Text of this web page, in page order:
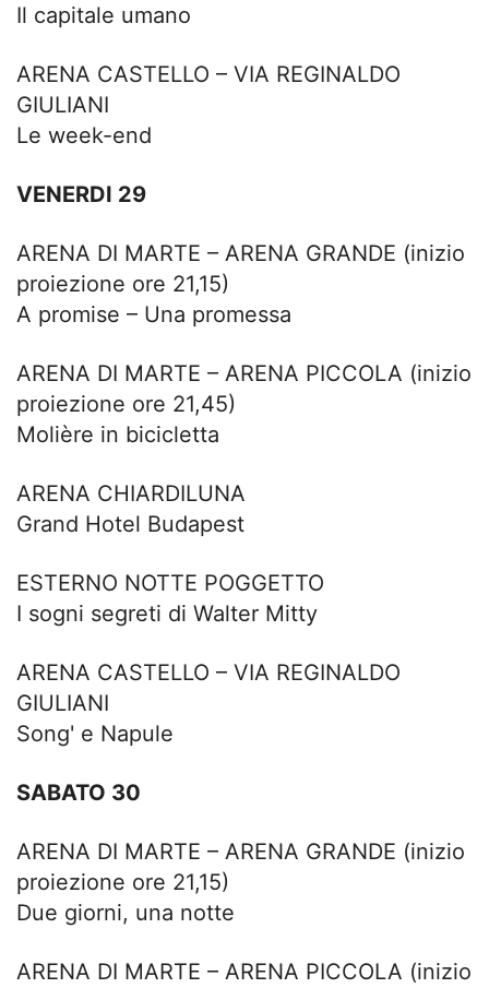
Il capitale umano
ARENA CASTELLO – VIA REGINALDO
GIULIANI
Le week-end
VENERDI 29
ARENA DI MARTE – ARENA GRANDE (inizio
proiezione ore 21,15)
A promise – Una promessa
ARENA DI MARTE – ARENA PICCOLA (inizio
proiezione ore 21,45)
Molière in bicicletta
ARENA CHIARDILUNA
Grand Hotel Budapest
ESTERNO NOTTE POGGETTO
I sogni segreti di Walter Mitty
ARENA CASTELLO – VIA REGINALDO
GIULIANI
Song' e Napule
SABATO 30
ARENA DI MARTE – ARENA GRANDE (inizio
proiezione ore 21,15)
Due giorni, una notte
ARENA DI MARTE – ARENA PICCOLA (inizio